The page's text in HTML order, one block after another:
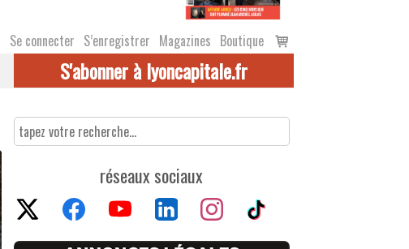
Se connecter S’enregistrer Magazines Boutique
Voir
le
S'abonner à lyoncapitale.fr
réseaux sociaux